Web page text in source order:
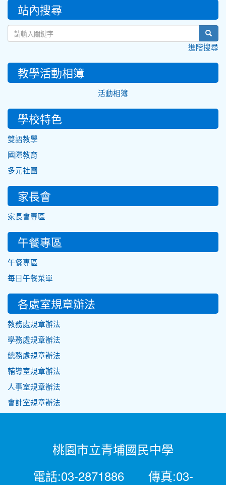
::: 站內搜尋
進階搜尋
教學活動相簿
活動相簿
學校特色
雙語教學
國際教育
多元社團
家長會
家長會專區
午餐專區
午餐專區
每日午餐菜單
各處室規章辦法
教務處規章辦法
學務處規章辦法
總務處規章辦法
輔導室規章辦法
人事室規章辦法
會計室規章辦法
桃園市立青埔國民中學
電話:03-2871886 傳真:03-